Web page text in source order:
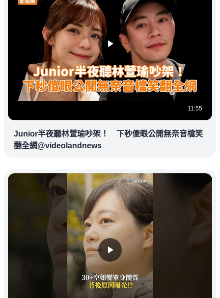
11:55
Junior半夜聽林萱瑜吵架！ 下秒傻眼公開無奈音檔笑
翻全網@videolandnews